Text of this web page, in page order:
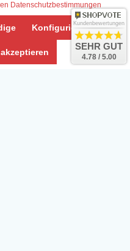
InfoDatenschutzbestimmungen
KonfigurierenKundenbewertungen
SEHR GUT
4.78 / 5.00